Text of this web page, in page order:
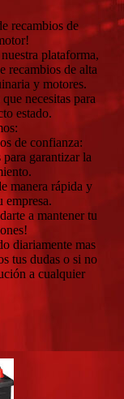
recambios de
plataforma,
recambios de alta
y motores.
necesitas para
estado.
de confianza:
garantizar la
manera rápida y
empresa.
a mantener tu
diariamente mas
tus dudas o si no
a cualquier